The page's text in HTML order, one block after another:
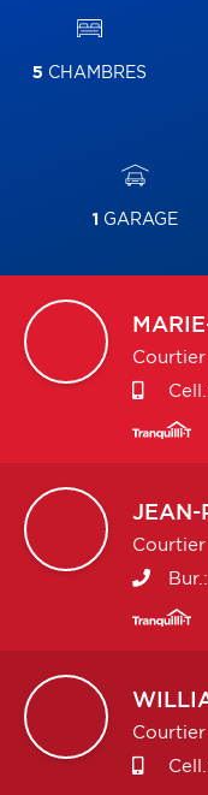
5 CHAMBRES
1 GARAGE
JEAN-
Bur.: